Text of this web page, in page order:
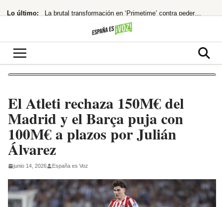
al Lo último: La brutal transformación en ‘Primetime’ contra pederastas
168 muertos en Hong Kong por un descuido mortal
¡Bomba económica! España, 4ª potencia de la UE
El Atleti rechaza 150M€ del
Madrid y el Barça puja con
100M€ a plazos por Julián
Álvarez
junio 14, 2026 España es Voz